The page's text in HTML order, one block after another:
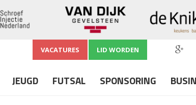
VACATURES LID WORDEN
JEUGD FUTSAL SPONSORING